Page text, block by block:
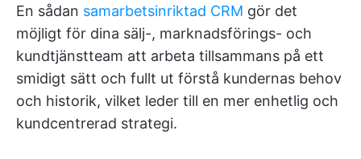
En sådan samarbetsinriktad CRM gör det
möjligt för dina sälj-, marknadsförings- och
kundtjänstteam att arbeta tillsammans på ett
smidigt sätt och fullt ut förstå kundernas behov
och historik, vilket leder till en mer enhetlig och
kundcentrerad strategi.